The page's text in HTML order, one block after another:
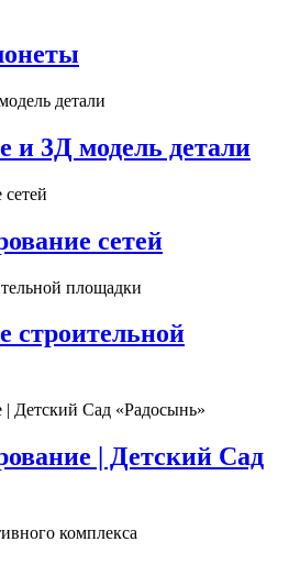
и 3Д модель детали
сетей
строительной
| Детский Сад